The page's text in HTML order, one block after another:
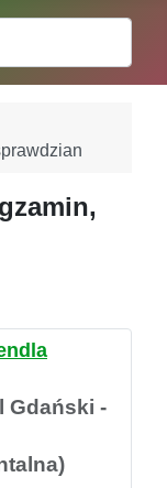
Gdański -